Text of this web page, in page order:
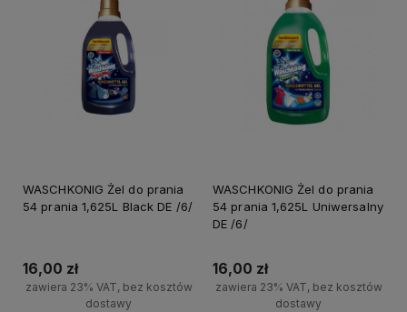
WASCHKONIG Żel do prania
54 prania 1,625L Black DE /6/
16,00 zł
zawiera 23% VAT, bez kosztów
dostawy
WASCHKONIG Żel do prania
54 prania 1,625L Uniwersalny
DE /6/
16,00 zł
zawiera 23% VAT, bez kosztów
dostawy